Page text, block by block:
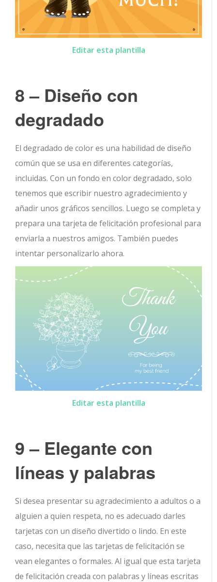
Editar esta plantilla
8 – Diseño con
degradado
El degradado de color es una habilidad de diseño
común que se usa en diferentes categorías,
incluidas. Con un fondo en color degradado, solo
tenemos que escribir nuestro agradecimiento y
añadir unos gráficos sencillos. Luego se completa y
prepara una tarjeta de felicitación profesional para
enviarla a nuestros amigos. También puedes
intentar personalizarlo ahora.
Editar esta plantilla
9 – Elegante con
líneas y palabras
Si desea presentar su agradecimiento a adultos o a
alguien a quien respeta, no es adecuado darles
tarjetas con un diseño divertido o lindo. En este
caso, necesita que las tarjetas de felicitación se
vean elegantes o formales. Al igual que esta tarjeta
de felicitación creada con palabras y líneas escritas